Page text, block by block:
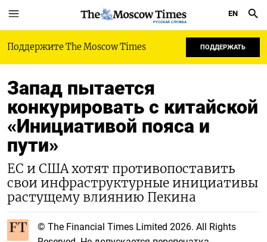
РУССКАЯ СЛУЖБА
EN
Поддержите The Moscow Times ПОДДЕРЖАТЬ
Запад пытается
конкурировать с китайской
«Инициативой пояса и
пути»
ЕС и США хотят противопоставить
свои инфраструктурные инициативы
растущему влиянию Пекина
© The Financial Times Limited 2026. All Rights